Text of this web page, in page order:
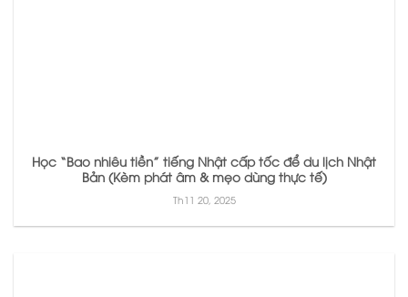
Học “Bao nhiêu tiền” tiếng Nhật cấp tốc để du lịch Nhật
Bản (Kèm phát âm & mẹo dùng thực tế)
Th11 20, 2025